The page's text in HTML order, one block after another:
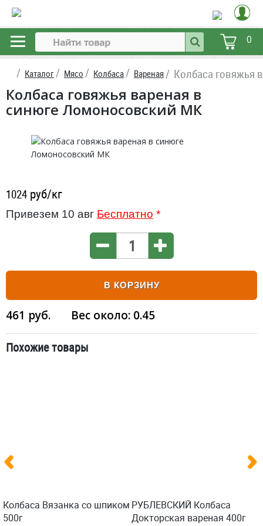
0
Каталог Мясо Колбаса Вареная Колбаса говяжья
Колбаса говяжья вареная в
синюге Ломоносовский МК
1024 руб/кг
Привезем 10 авг Бесплатно *
В КОРЗИНУ
461 руб. Вес около: 0.45
Похожие товары
Колбаса Вязанка со шпиком
500г
РУБЛЕВСКИЙ Колбаса
Докторская вареная 400г